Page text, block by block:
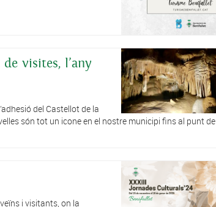
visites, l’any
del Castellot de la
són tot un icone en el nostre municipi fins al punt de
i visitants, on la